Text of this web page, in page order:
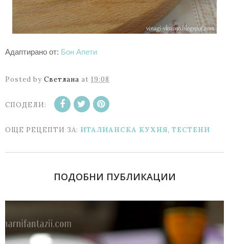
Адаптирано от: Бон Апети
Posted by Светлана at 19:08
СПОДЕЛИ:
ОЩЕ РЕЦЕПТИ ЗА: ИТАЛИАНСКА КУХНЯ, ТЕСТЕНИ
ПОДОБНИ ПУБЛИКАЦИИ